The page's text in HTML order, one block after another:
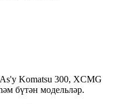
Komatsu 300, XCMG
бүтән модельләр.